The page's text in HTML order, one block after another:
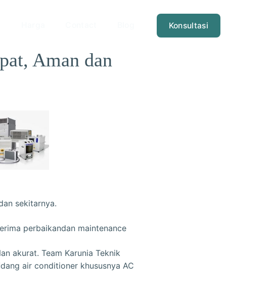
Konsultasi
Aman dan
sekitarnya.
perbaikandan maintenance
akurat. Team Karunia Teknik
air conditioner khususnya AC